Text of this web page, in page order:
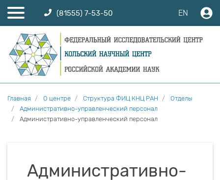
(81555) 7-53-50 EN
Главная О центре Структура ФИЦ КНЦ РАН
Отделы
Административно-управленческий персонал
Административно-управленческий персонал
Административно-